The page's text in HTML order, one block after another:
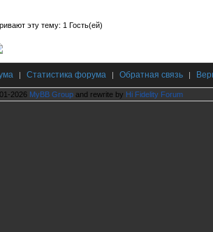
эту тему: 1 Гость(ей)
| Статистика форума | Обратная связь |
2026 MyBB Group and rewrite by Hi Fidelity Forum